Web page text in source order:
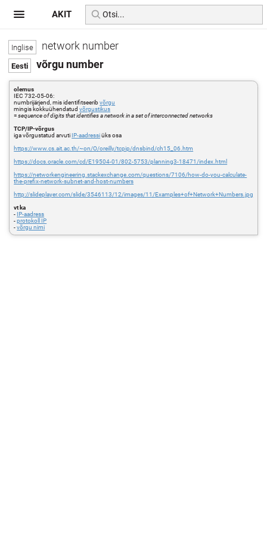
network number
võrgu number
olemus
IEC 732-05-06:
numbrijärjend, mis identifitseeribvõrgu
mingis kokkuühendatudvõrgustikus
=sequence of digits that identifies a network in a set of interconnected networks
TCP/IP-võrgus
iga võrgustatud arvuti IP-aadressiüks osa
https://www.cs.ait.ac.th/~on/O/oreilly/tcpip/dnsbind/ch15_06.htm
https://docs.oracle.com/cd/E19504-01/802-5753/planning3-18471/index.html
https://networkengineering.stackexchange.com/questions/7106/how-do-you-calculate-
the-prefix-network-subnet-and-host-numbers
http://slideplayer.com/slide/3546113/12/images/11/Examples+of+Network+Numbers.jpg
vt ka
- IP-aadress
-protokoll IP
-võrgu nimi
AKIT